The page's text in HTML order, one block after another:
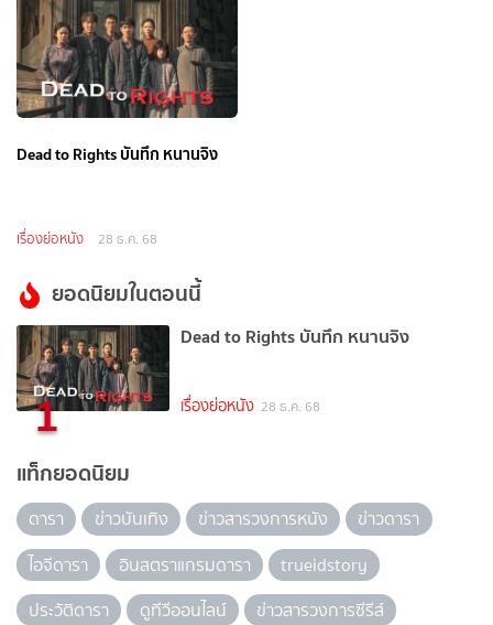
Dead to Rights บันทึก หนานจิง
เรื่องย่อหนัง 28 ธ.ค. 68
ยอดนิยมในตอนนี้
1
Dead to Rights บันทึก หนานจิง
เรื่องย่อหนัง 28 ธ.ค. 68
แท็กยอดนิยม
ดารา ข่าวบันเทิง ข่าวสารวงการหนัง
ข่าวดารา
ไอจีดารา
อินสตราแกรมดารา
trueidstory
ประวัติดารา
ดูทีวีออนไลน์ ข่าวสารวงการซีรีส์